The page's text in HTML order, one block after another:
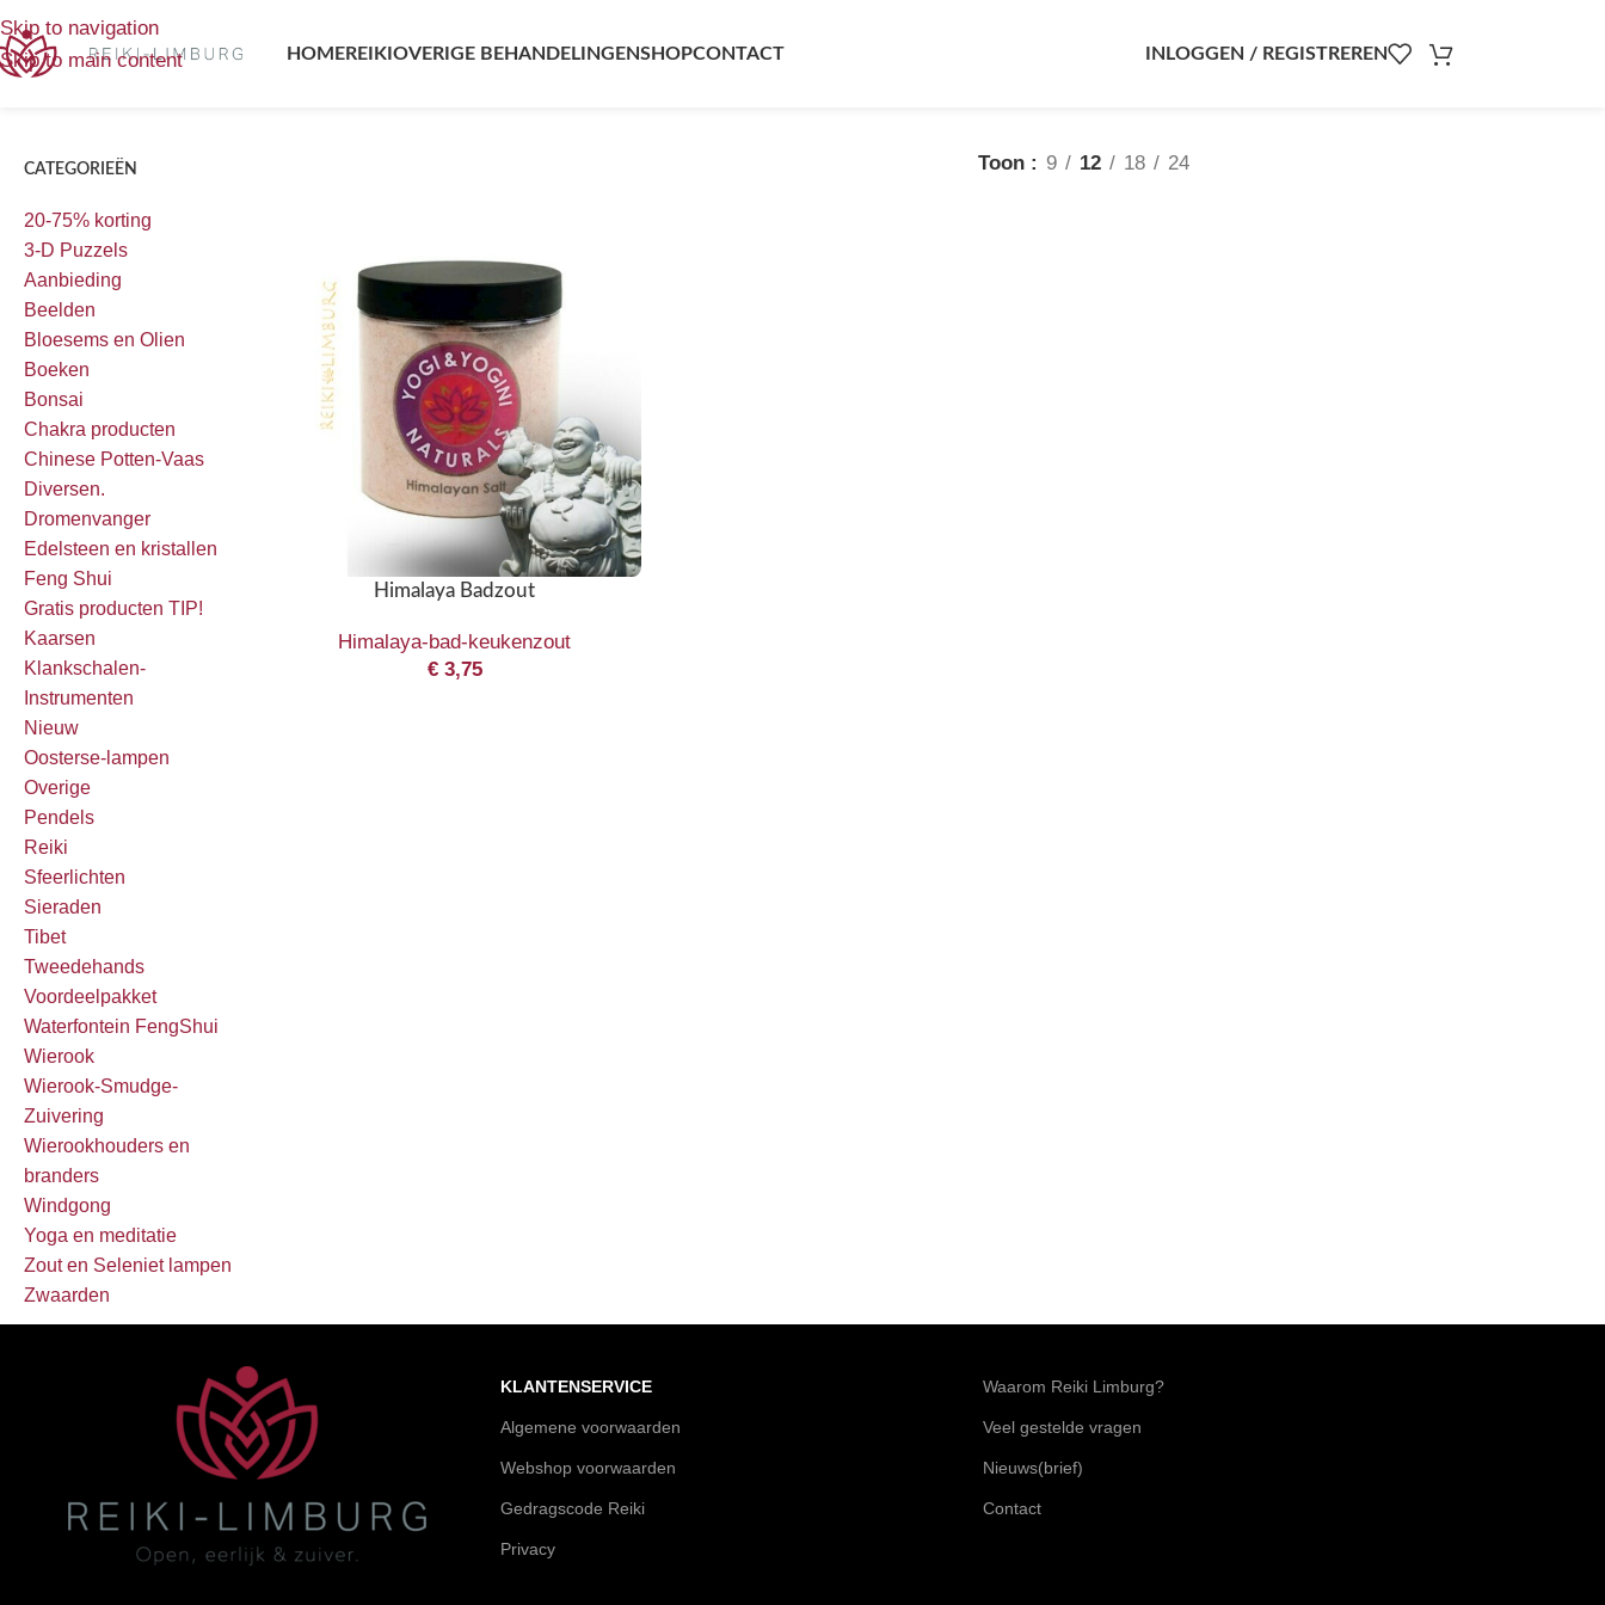
Skip to navigation
Skip to main content
HOMEREIKI OVERIGE BEHANDELINGENSHOPCONTACT INLOGGEN / REGISTREREN
CATEGORIEËN
20-75% korting
3-D Puzzels
Aanbieding
Beelden
Bloesems en Olien
Boeken
Bonsai
Chakra producten
Chinese Potten-Vaas
Diversen.
Dromenvanger
Edelsteen en kristallen
Feng Shui
Gratis producten TIP!
Kaarsen
Klankschalen-
Instrumenten
Nieuw
Oosterse-lampen
Overige
Pendels
Reiki
Sfeerlichten
Sieraden
Tibet
Tweedehands
Voordeelpakket
Waterfontein FengShui
Wierook
Wierook-Smudge-
Zuivering
Wierookhouders en
branders
Windgong
Yoga en meditatie
Zout en Seleniet lampen
Zwaarden
Toon 9 12 18 24
Himalaya Badzout
Himalaya-bad-keukenzout
€3,75
KLANTENSERVICE
Algemene voorwaarden
Webshop voorwaarden
Gedragscode Reiki
Privacy
Waarom Reiki Limburg?
Veel gestelde vragen
Nieuws(brief)
Contact